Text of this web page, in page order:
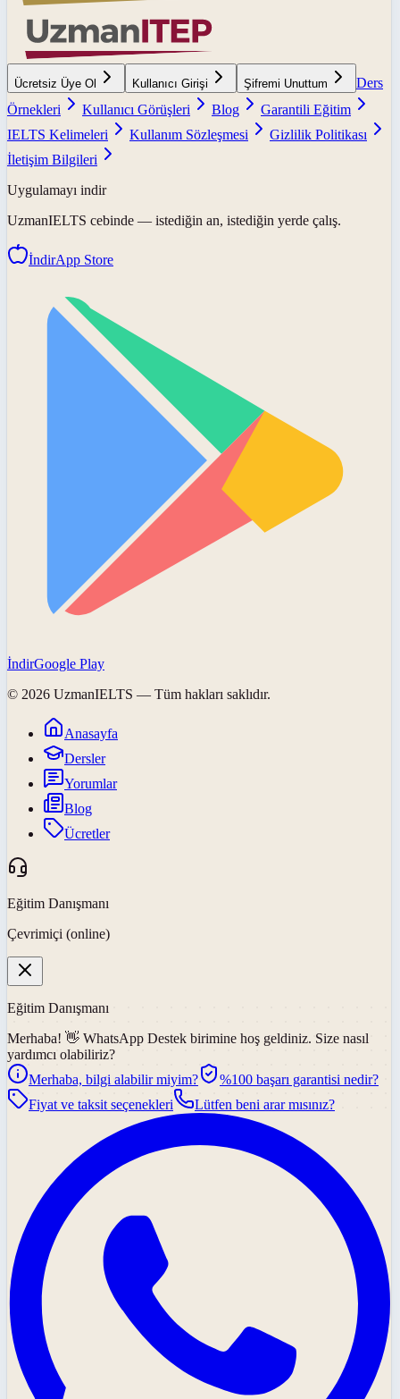
Ücretsiz Üye Ol Kullanıcı Girişi Şifremi Unuttum
Ders
Örnekleri
Kullanıcı Görüşleri Blog
Garantili Eğitim
IELTS Kelimeleri
Kullanım Sözleşmesi
Gizlilik Politikası
İletişim Bilgileri
Uygulamayı indir
UzmanIELTS cebinde — istediğin an, istediğin yerde çalış.
İndirApp Store
İndirGoogle Play
© 2026 UzmanIELTS — Tüm hakları saklıdır.
Anasayfa
Dersler
Yorumlar
Blog
Ücretler
Eğitim Danışmanı
Çevrimiçi (online)
Eğitim Danışmanı
Merhaba! 👋 WhatsApp Destek birimine hoş geldiniz. Size nasıl
yardımcı olabiliriz?
Merhaba, bilgi alabilir miyim?
%100 başarı garantisi nedir?
Fiyat ve taksit seçenekleri
Lütfen beni arar mısınız?